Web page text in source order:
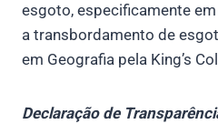
esgoto, especificamente
a transbordamento de
em Geografia pela King’s
Declaração de